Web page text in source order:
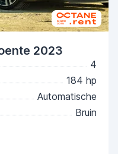
2023
4
184 hp
Automatische
Bruin